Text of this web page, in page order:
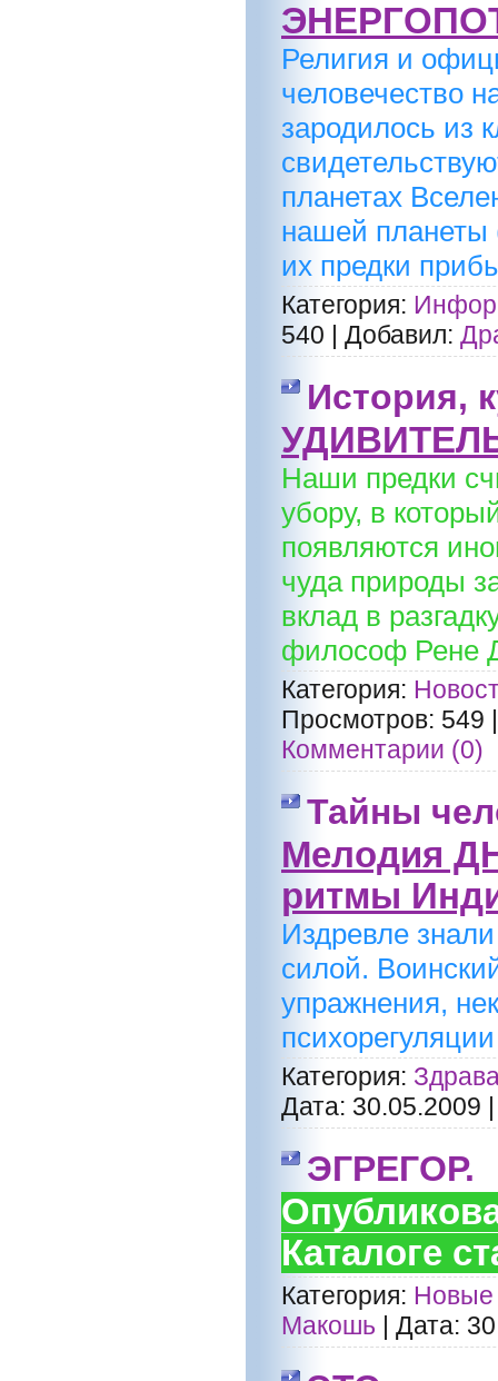
Религия и
человечество
зародилось из
планетах
нашей планеты
их предки
Категория:
540
Добавил:
История,
Наши предки
убору, в
появляются
чуда природы
вклад в
философ Рене
Категория:
Просмотров: 549
Комментарии (0)
Тайны
Мелодия
ритмы
Издревле
силой.
упражнения,
Категория:
Дата: 30.05.2009
ЭГРЕГОР.
Каталоге
Категория: Новые
Макошь
Дата: